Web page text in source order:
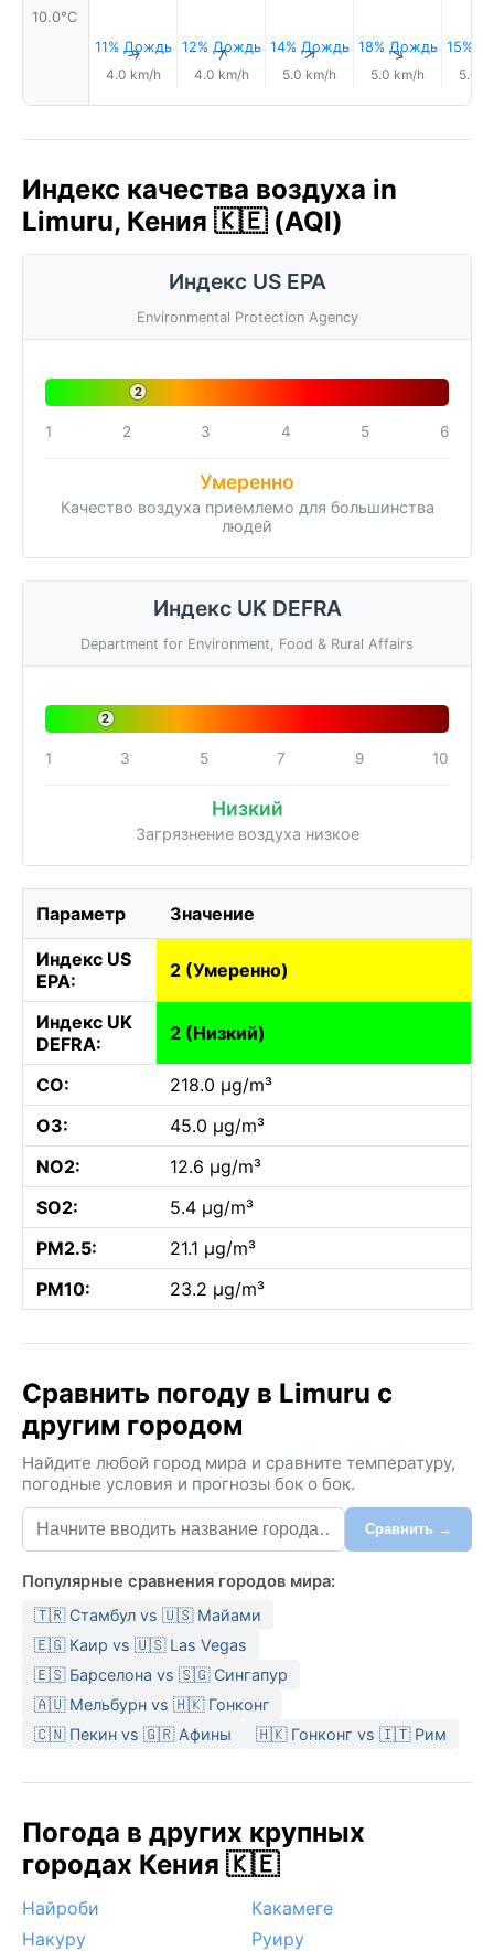
10.0°C
11% Дождь
↑
4.0 km/h
12% Дождь
↑
4.0 km/h
14% Дождь
↑
5.0 km/h
18% Дождь
↑
5.0 km/h
15%
5.0
Индекс качества воздуха in
Limuru, Кения 🇰🇪 (AQI)
Индекс US EPA
Environmental Protection Agency
2
1 2 3 4 5 6
Умеренно
Качество воздуха приемлемо для большинства
людей
Индекс UK DEFRA
Department for Environment, Food & Rural Affairs
2
1 3 5 7 9 10
Низкий
Загрязнение воздуха низкое
Параметр Значение
Индекс US
EPA:
2 (Умеренно)
Индекс UK
DEFRA:
2 (Низкий)
CO:
218.0 µg/m³
O3:
45.0 µg/m³
NO2:
12.6 µg/m³
SO2:
5.4 µg/m³
PM2.5:
21.1 µg/m³
PM10:
23.2 µg/m³
Сравнить погоду в Limuru с
другим городом
Найдите любой город мира и сравните температуру,
погодные условия и прогнозы бок о бок.
Сравнить →
Популярные сравнения городов мира:
🇹🇷 Стамбул vs 🇺🇸 Майами
🇪🇬 Каир vs 🇺🇸 Las Vegas
🇪🇸 Барселона vs 🇸🇬 Сингапур
🇦🇺 Мельбурн vs 🇭🇰 Гонконг
🇨🇳 Пекин vs 🇬🇷 Афины
🇭🇰 Гонконг vs 🇮🇹 Рим
Погода в других крупных
городах Кения 🇰🇪
Найроби
Какамеге
Накуру
Руиру